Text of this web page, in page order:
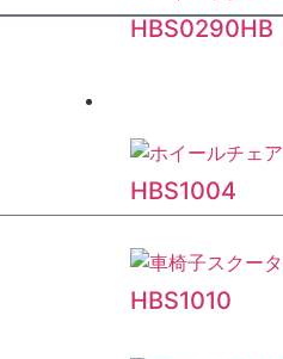
HBS0290HB
HBS1004
HBS1010